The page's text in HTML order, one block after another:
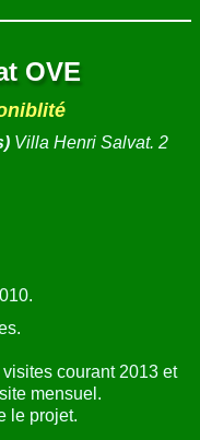
OVE
Villa Henri Salvat. 2
courant 2013 et
mensuel.
le projet.